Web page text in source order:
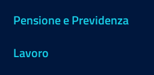
Pensione e Previdenza
Lavoro